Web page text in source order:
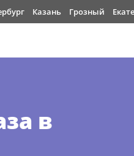
Казань Грозный
в